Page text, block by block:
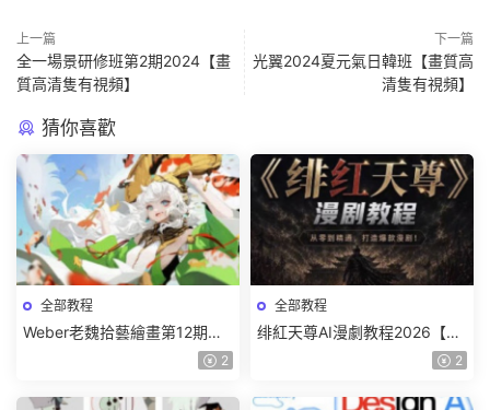
上一篇
全一場景研修班第2期2024【畫
質高清隻有視頻】
下一篇
光翼2024夏元氣日韓班【畫質高
清隻有視頻】
猜你喜歡
全部教程
Weber老魏拾藝繪畫第12期角
色特訓班【畫質不錯隻有視
2
全部教程
绯紅天尊AI漫劇教程2026【畫
2